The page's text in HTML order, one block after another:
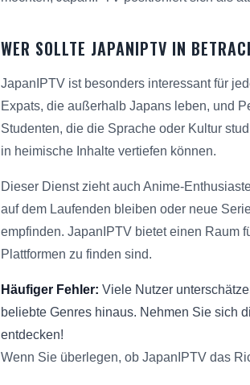
WER SOLLTE JAPANIPTV IN
JapanIPTV ist besonders interessant für
Expats, die außerhalb Japans leben, und
Studenten, die die Sprache oder Kultur
in heimische Inhalte vertiefen können.
Dieser Dienst zieht auch Anime-
auf dem Laufenden bleiben oder neue
empfinden. JapanIPTV bietet einen Raum
Plattformen zu finden sind.
Häufiger Fehler: Viele Nutzer
beliebte Genres hinaus. Nehmen Sie sich
entdecken!
Wenn Sie überlegen, ob JapanIPTV das